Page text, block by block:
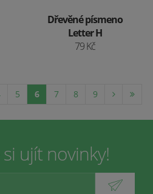
Dřevěné písmeno
Letter H
79 Kč
5 6 7 8 9
ujít novinky!